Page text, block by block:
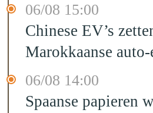
06/08 15:00
Chinese EV’s
Marokkaanse
06/08 14:00
Spaanse papieren